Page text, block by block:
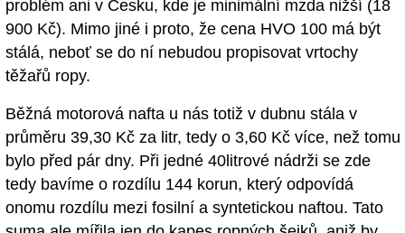
problém ani v Česku, kde je minimální mzda nižší (18
900 Kč). Mimo jiné i proto, že cena HVO 100 má být
stálá, neboť se do ní nebudou propisovat vrtochy
těžařů ropy.
Běžná motorová nafta u nás totiž v dubnu stála v
průměru 39,30 Kč za litr, tedy o 3,60 Kč více, než tomu
bylo před pár dny. Při jedné 40litrové nádrži se zde
tedy bavíme o rozdílu 144 korun, který odpovídá
onomu rozdílu mezi fosilní a syntetickou naftou. Tato